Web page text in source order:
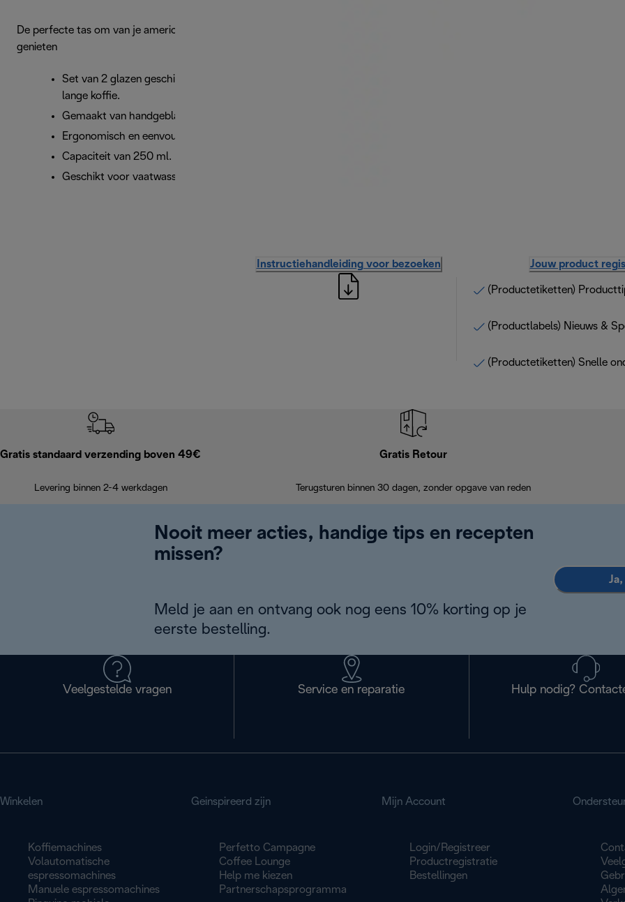
De perfecte tas om van je americano of lange koffie te
genieten
Set van 2 glazen geschikt voor americano en
lange koffie.
Gemaakt van handgeblazen borosilicaatglas.
Ergonomisch en eenvoudig vast te houden.
Capaciteit van 250 ml.
Geschikt voor vaatwasser.
Instructiehandleiding voor bezoeken Jouw product
(Productetiketten)
(Productlabels) Nieuws &
(Productetiketten) Snelle
Gratis standaard verzending boven 49€
Levering binnen 2-4 werkdagen
Gratis Retour
Terugsturen binnen 30 dagen, zonder opgave van reden
Nooit meer acties, handige tips en recepten
missen?
Meld je aan en ontvang ook nog eens 10% korting op je
eerste bestelling.
Veelgestelde vragen Service en reparatie Hulp nodig?
Winkelen
Koffiemachines
Volautomatische
espressomachines
Manuele espressomachines
Geinspireerd zijn
Perfetto Campagne
Coffee Lounge
Help me kiezen
Partnerschapsprogramma
Mijn Account
Login/Registreer
Productregistratie
Bestellingen